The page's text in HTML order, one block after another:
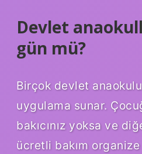
Devlet
gün mü?
Birçok devlet
uygulama sunar.
bakıcınız yoksa ve
ücretli bakım